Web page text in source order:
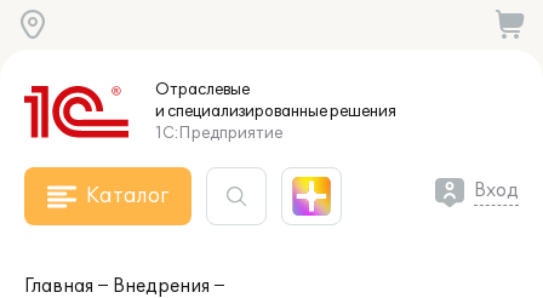
Отраслевые
и специализированныерешения
1С:Предприятие
Каталог Вход
Главная
Внедрения